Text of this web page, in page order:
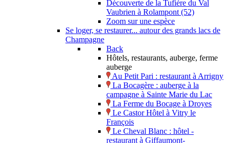
Découverte de la Tufière du Val
Vaubrien à Rolampont (52)
Zoom sur une espèce
Se loger, se restaurer... autour des grands lacs de
Champagne
Back
Hôtels, restaurants, auberge, ferme
auberge
Au Petit Pari : restaurant à Arrigny
La Bocagère : auberge à la
campagne à Sainte Marie du Lac
La Ferme du Bocage à Droyes
Le Castor Hôtel à Vitry le
François
Le Cheval Blanc : hôtel -
restaurant à Giffaumont-